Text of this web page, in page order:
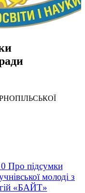
Про підсумки
молоді з
«БАЙТ»